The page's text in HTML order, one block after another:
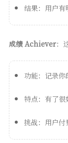
结果：用户有
成绩 Achiever：
功能：记录
特点：有了很
挑战：用户付